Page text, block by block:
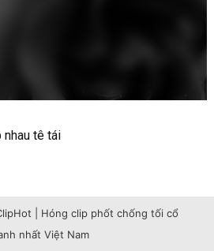
nhau tê tái
| Hóng clip phốt chống tối cổ
nhất Việt Nam